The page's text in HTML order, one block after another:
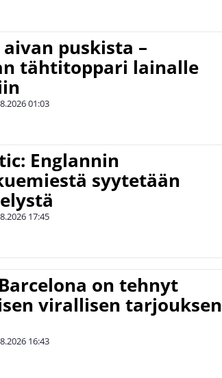
puskista –
tähtitoppari lainalle
01:03
Englannin
syytetään
17:45
on tehnyt
virallisen tarjouksen
16:43